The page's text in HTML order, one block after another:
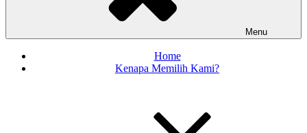
Menu
Home
Kenapa Memilih Kami?